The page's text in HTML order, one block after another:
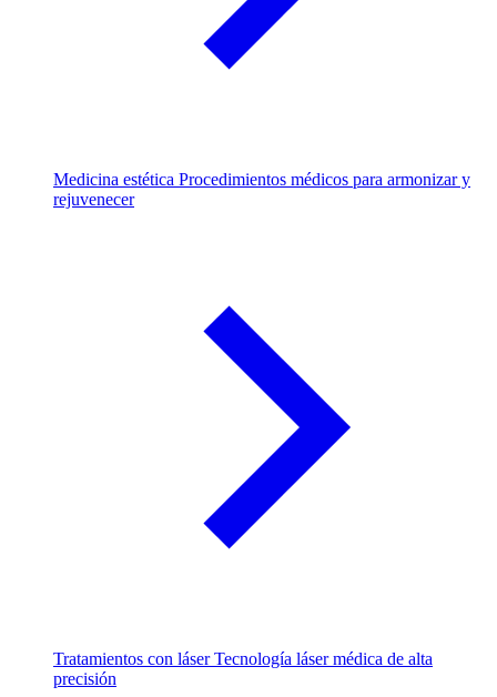
Medicina estética Procedimientos médicos para armonizar y
rejuvenecer
Tratamientos con láserTecnología láser médica de alta
precisión